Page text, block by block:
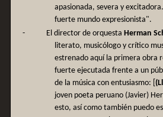
apasionada, severa y
fuerte mundo expresionista".
-
El director de orquesta Herman
literato, musicólogo y crítico
estrenado aquí la primera obra
fuerte ejecutada frente a un
de la música con entusiasmo: [
joven poeta peruano (Javier)
esto, así como también puedo